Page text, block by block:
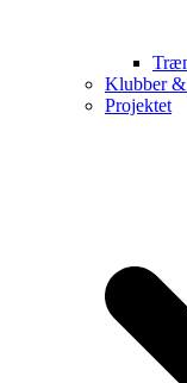
Klubber
Projektet